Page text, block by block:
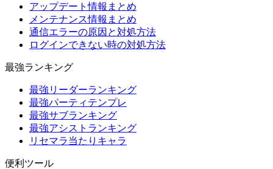
アップデート情報まとめ
メンテナンス情報まとめ
通信エラーの原因と対処方法
ログインできない時の対処方法
最強ランキング
最強リーダーランキング
最強パーティテンプレ
最強サブランキング
最強アシストランキング
リセマラ当たりキャラ
便利ツール